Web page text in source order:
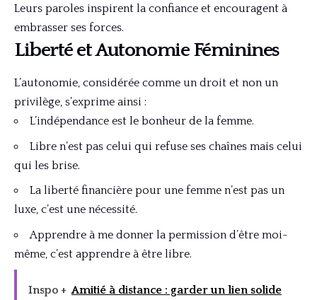
Leurs paroles inspirent la confiance et encouragent à
embrasser ses forces.
Liberté et Autonomie Féminines
L’autonomie, considérée comme un droit et non un
privilège, s’exprime ainsi :
L’indépendance est le bonheur de la femme.
Libre n’est pas celui qui refuse ses chaînes mais celui
qui les brise.
La liberté financière pour une femme n’est pas un
luxe, c’est une nécessité.
Apprendre à me donner la permission d’être moi-
même, c’est apprendre à être libre.
Inspo + Amitié à distance : garder un lien solide